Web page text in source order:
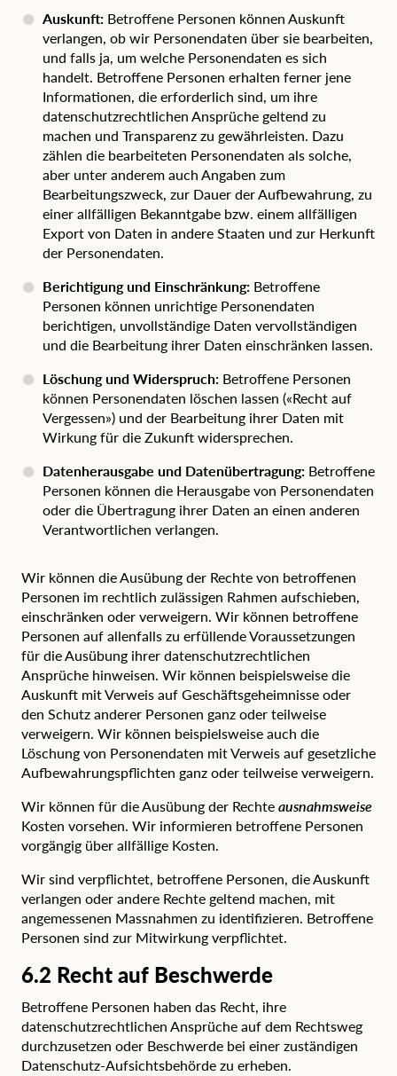
Auskunft: Betroffene Personen können Auskunft
verlangen, ob wir Personendaten über sie bearbeiten,
und falls ja, um welche Personendaten es sich
handelt. Betroffene Personen erhalten ferner jene
Informationen, die erforderlich sind, um ihre
datenschutzrechtlichen Ansprüche geltend zu
machen und Transparenz zu gewährleisten. Dazu
zählen die bearbeiteten Personendaten als solche,
aber unter anderem auch Angaben zum
Bearbeitungszweck, zur Dauer der Aufbewahrung, zu
einer allfälligen Bekanntgabe bzw. einem allfälligen
Export von Daten in andere Staaten und zur Herkunft
der Personendaten.
Berichtigung und Einschränkung: Betroffene
Personen können unrichtige Personendaten
berichtigen, unvollständige Daten vervollständigen
und die Bearbeitung ihrer Daten einschränken lassen.
Löschung und Widerspruch: Betroffene Personen
können Personendaten löschen lassen («Recht auf
Vergessen») und der Bearbeitung ihrer Daten mit
Wirkung für die Zukunft widersprechen.
Datenherausgabe und Datenübertragung: Betroffene
Personen können die Herausgabe von Personendaten
oder die Übertragung ihrer Daten an einen anderen
Verantwortlichen verlangen.
Wir können die Ausübung der Rechte von betroffenen
Personen im rechtlich zulässigen Rahmen aufschieben,
einschränken oder verweigern. Wir können betroffene
Personen auf allenfalls zu erfüllende Voraussetzungen
für die Ausübung ihrer datenschutzrechtlichen
Ansprüche hinweisen. Wir können beispielsweise die
Auskunft mit Verweis auf Geschäftsgeheimnisse oder
den Schutz anderer Personen ganz oder teilweise
verweigern. Wir können beispielsweise auch die
Löschung von Personendaten mit Verweis auf gesetzliche
Aufbewahrungspflichten ganz oder teilweise verweigern.
Wir können für die Ausübung der Rechteausnahmsweise
Kosten vorsehen. Wir informieren betroffene Personen
vorgängig über allfällige Kosten.
Wir sind verpflichtet, betroffene Personen, die Auskunft
verlangen oder andere Rechte geltend machen, mit
angemessenen Massnahmen zu identifizieren. Betroffene
Personen sind zur Mitwirkung verpflichtet.
6.2 Recht auf Beschwerde
Betroffene Personen haben das Recht, ihre
datenschutzrechtlichen Ansprüche auf dem Rechtsweg
durchzusetzen oder Beschwerde bei einer zuständigen
Datenschutz-Aufsichtsbehörde zu erheben.